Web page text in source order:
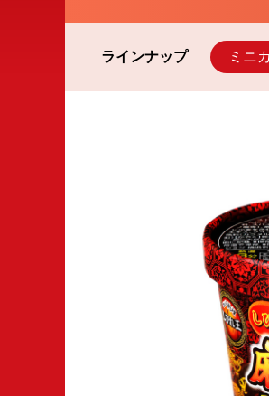
ラインナップ ミニ